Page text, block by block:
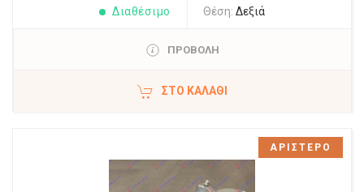
Διαθέσιμο Θέση: Δεξιά
ΠΡΟΒΟΛΗ
ΣΤΟ ΚΑΛΆΘΙ
ΑΡΙΣΤΕΡΟ